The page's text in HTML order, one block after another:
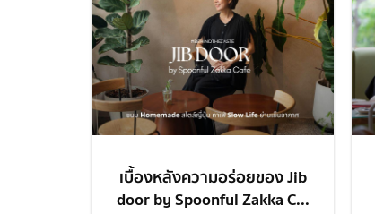
เบื้องหลังความอร่อยของ Jib
door by Spoonful Zakka C...